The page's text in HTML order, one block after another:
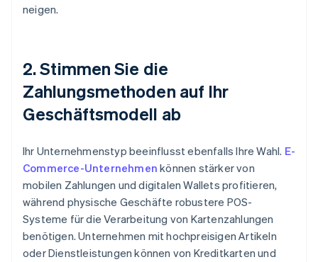
neigen.
2. Stimmen Sie die
Zahlungsmethoden auf Ihr
Geschäftsmodell ab
Ihr Unternehmenstyp beeinflusst ebenfalls Ihre Wahl. E-
Commerce-Unternehmen können stärker von
mobilen Zahlungen und digitalen Wallets profitieren,
während physische Geschäfte robustere POS-
Systeme für die Verarbeitung von Kartenzahlungen
benötigen. Unternehmen mit hochpreisigen Artikeln
oder Dienstleistungen können von Kreditkarten und